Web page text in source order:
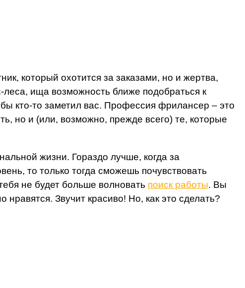
который охотится за заказами, но и жертва,
леса, ища возможность ближе подобраться к
кто-то заметил вас. Профессия фрилансер – это
но и (или, возможно, прежде всего) те, которые
жизни. Гораздо лучше, когда за
то только тогда сможешь почувствовать
не будет больше волновать поиск работы. Вы
Звучит красиво! Но, как это сделать?